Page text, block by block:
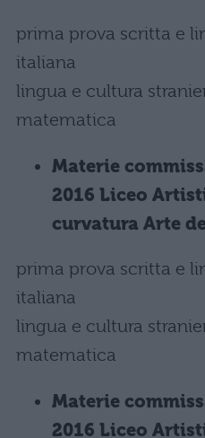
prima prova scritta e
italiana
lingua e cultura
matematica
Materie
2016 Liceo
curvatura Arte
prima prova scritta e
italiana
lingua e cultura
matematica
Materie
2016 Liceo